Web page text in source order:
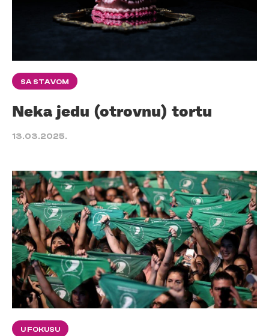
SA STAVOM
Neka jedu (otrovnu) tortu
13.03.2025.
U FOKUSU